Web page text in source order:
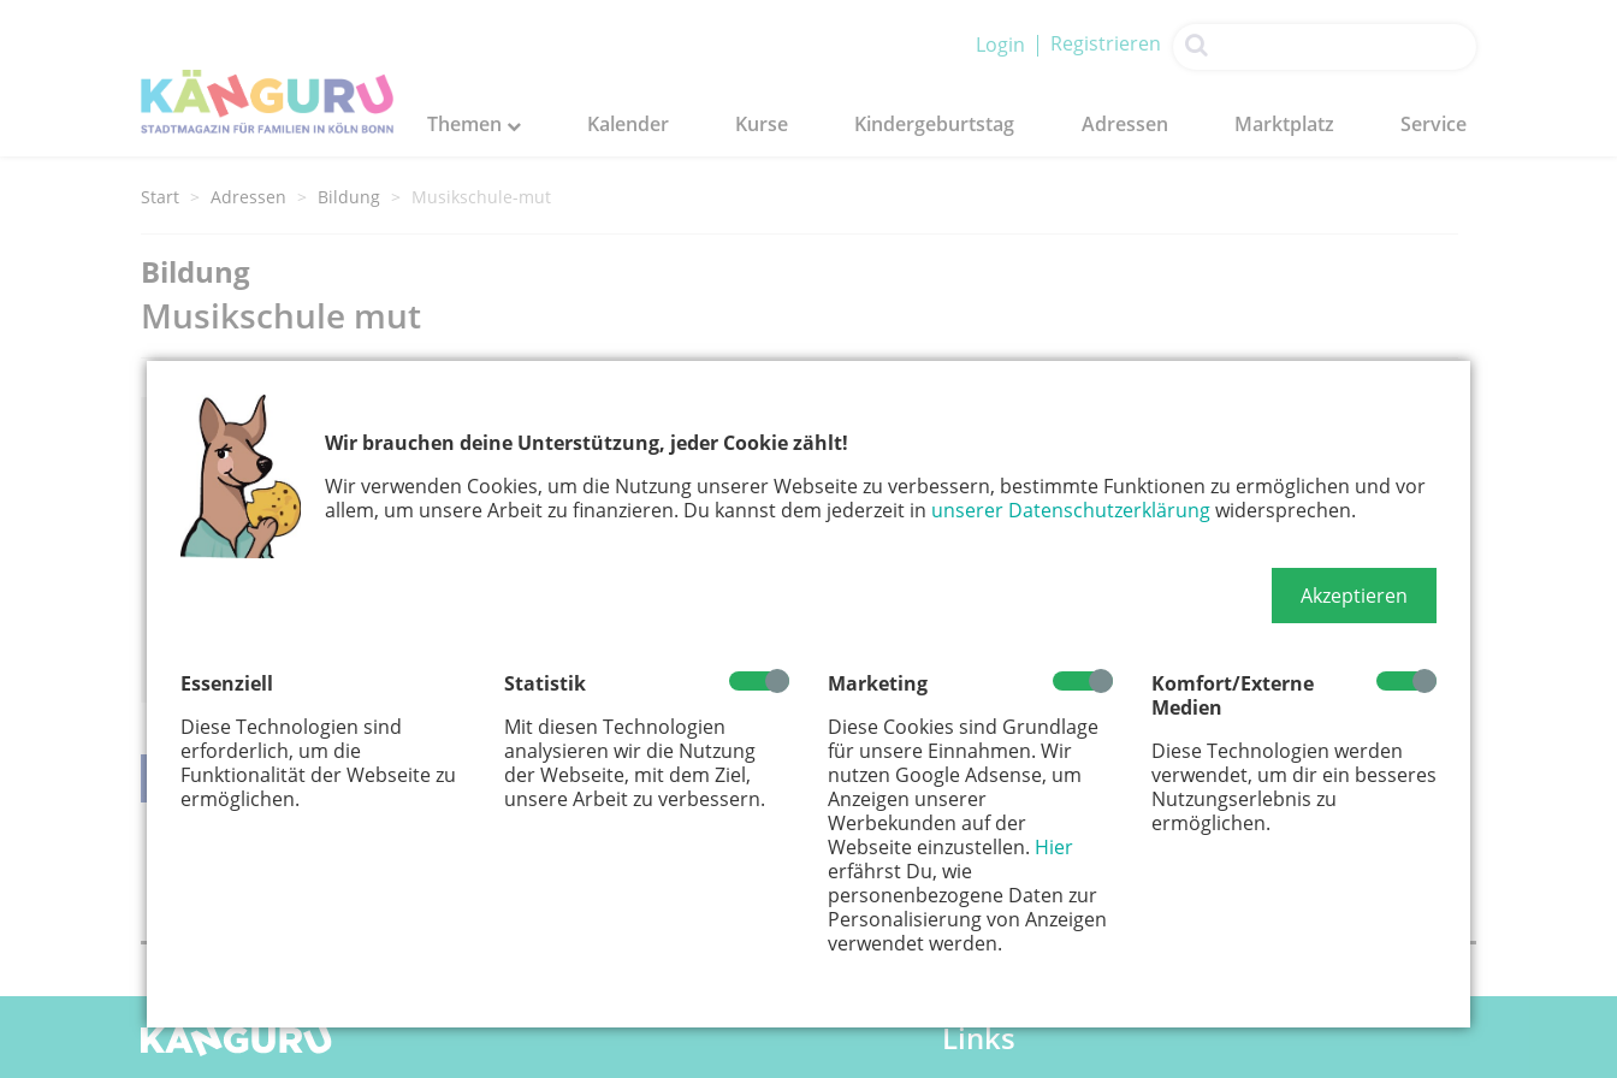
Wir brauchen deine Unterstützung, jeder Cookie zählt!
Wir verwenden Cookies, um die Nutzung unserer Webseite zu verbessern, bestimmte Funktionen zu ermöglichen und vor
allem, um unsere Arbeit zu finanzieren. Du kannst dem jederzeit in unserer Datenschutzerklärungwidersprechen.
Akzeptieren
Essenziell
Diese Technologien sind
erforderlich, um die
Funktionalität der Webseite zu
ermöglichen.
Statistik
Mit diesen Technologien
analysieren wir die Nutzung
der Webseite, mit dem Ziel,
unsere Arbeit zu verbessern.
Marketing
Diese Cookies sind Grundlage
für unsere Einnahmen. Wir
nutzen Google Adsense, um
Anzeigen unserer
Werbekunden auf der
Webseite einzustellen. Hier
erfährst Du, wie
personenbezogene Daten zur
Personalisierung von Anzeigen
verwendet werden.
Komfort/Externe
Medien
Diese Technologien werden
verwendet, um dir ein besseres
Nutzungserlebnis zu
ermöglichen.
Login Registrieren
Themen Kalender Kurse Kindergeburtstag Adressen Marktplatz Service
Start Adressen Bildung Musikschule-mut
Bildung
Musikschule mut
Adress Informationen
Musikschule mut
Königswinterer Str. 720
53227 Bonn
Links